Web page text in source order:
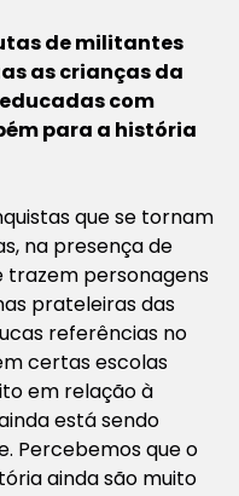
de militantes
as crianças da
com
para a história
que se tornam
na presença de
trazem personagens
prateleiras das
referências no
certas escolas
em relação à
está sendo
Percebemos que o
ainda são muito